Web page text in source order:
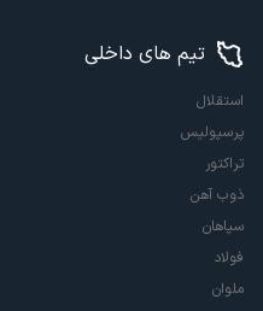
تیم های داخلی
استقلال
پرسپولیس
تراکتور
ذوب آهن
سپاهان
فولاد
ملوان